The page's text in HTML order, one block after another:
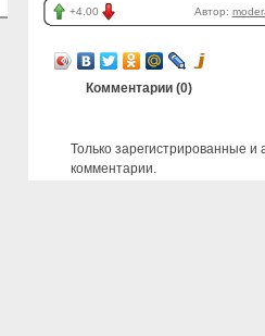
+4.00 Автор:
Комментарии (0)
Только зарегистрированные и
комментарии.